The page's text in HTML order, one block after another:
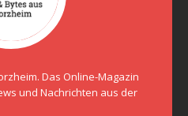
Das Online-Magazin
und Nachrichten aus der